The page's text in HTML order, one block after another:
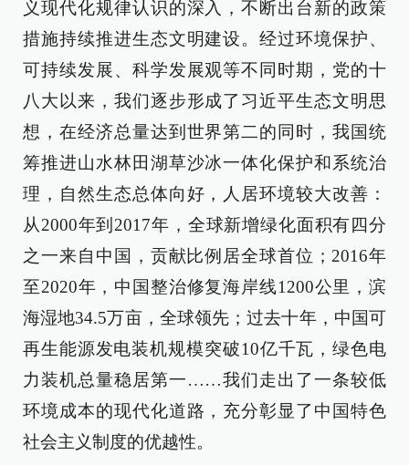
义现代化规律认识的深入，不断出台新的政策
措施持续推进生态文明建设。经过环境保护、
可持续发展、科学发展观等不同时期，党的十
八大以来，我们逐步形成了习近平生态文明思
想，在经济总量达到世界第二的同时，我国统
筹推进山水林田湖草沙冰一体化保护和系统治
理，自然生态总体向好，人居环境较大改善：
从2000年到2017年，全球新增绿化面积有四分
之一来自中国，贡献比例居全球首位；2016年
至2020年，中国整治修复海岸线1200公里，滨
海湿地34.5万亩，全球领先；过去十年，中国可
再生能源发电装机规模突破10亿千瓦，绿色电
力装机总量稳居第一……我们走出了一条较低
环境成本的现代化道路，充分彰显了中国特色
社会主义制度的优越性。